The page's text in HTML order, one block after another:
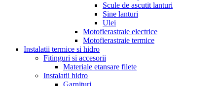
Scule de ascutit lanturi
Sine lanturi
Ulei
Motofierastraie electrice
Motofierastraie termice
Instalatii termice si hidro
Fitinguri si accesorii
Materiale etansare filete
Instalatii hidro
Garnituri